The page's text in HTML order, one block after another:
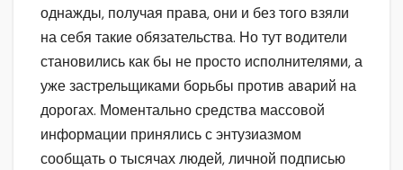
однажды, получая права, они и без того взяли
на себя такие обязательства. Но тут водители
становились как бы не просто исполнителями, а
уже застрельщиками борьбы против аварий на
дорогах. Моментально средства массовой
информации принялись с энтузиазмом
сообщать о тысячах людей, личной подписью